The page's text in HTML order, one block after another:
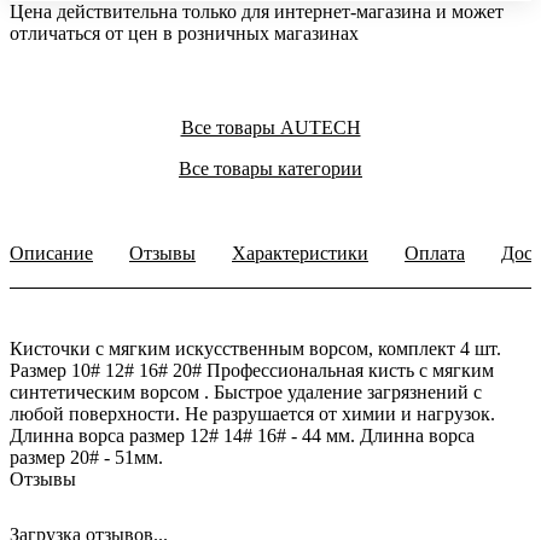
Цена действительна только для интернет-магазина и может
отличаться от цен в розничных магазинах
Все товары AUTECH
Все товары категории
Описание Отзывы Характеристики Оплата
Кисточки с мягким искусственным ворсом, комплект 4 шт.
Размер 10# 12# 16# 20# Профессиональная кисть с мягким
синтетическим ворсом . Быстрое удаление загрязнений с
любой поверхности. Не разрушается от химии и нагрузок.
Длинна ворса размер 12# 14# 16# - 44 мм. Длинна ворса
размер 20# - 51мм.
Отзывы
Загрузка отзывов...